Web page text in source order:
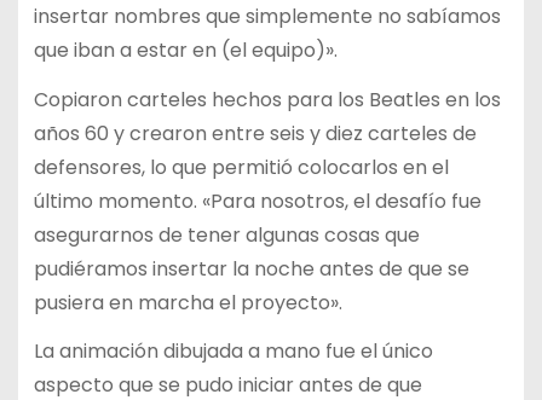
insertar nombres que simplemente no sabíamos
que iban a estar en (el equipo)».
Copiaron carteles hechos para los Beatles en los
años 60 y crearon entre seis y diez carteles de
defensores, lo que permitió colocarlos en el
último momento. «Para nosotros, el desafío fue
asegurarnos de tener algunas cosas que
pudiéramos insertar la noche antes de que se
pusiera en marcha el proyecto».
La animación dibujada a mano fue el único
aspecto que se pudo iniciar antes de que